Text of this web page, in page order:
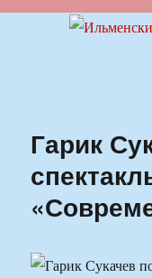
Ильменский
Гарик